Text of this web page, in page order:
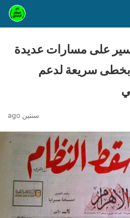
على مسارات عديدة
بخطى سريعة لدعم
سنتين ago